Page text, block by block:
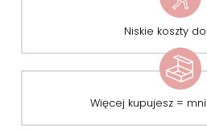
Niskie koszty
Więcej kupujesz =